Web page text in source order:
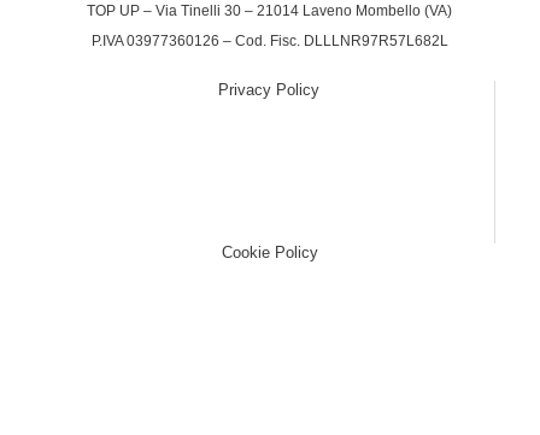
TOP UP – Via Tinelli 30 – 21014 Laveno Mombello (VA)
P.IVA 03977360126 – Cod. Fisc. DLLLNR97R57L682L
Privacy Policy
Cookie Policy